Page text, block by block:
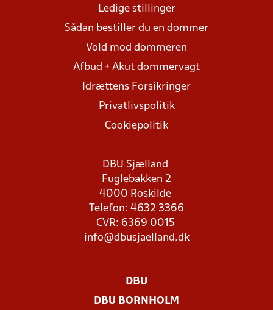
Ledige stillinger
Sådan bestiller du en dommer
Vold mod dommeren
Afbud + Akut dommervagt
Idrættens Forsikringer
Privatlivspolitik
Cookiepolitik
DBU Sjælland
Fuglebakken 2
4000 Roskilde
Telefon: 4632 3366
CVR: 6369 0015
info@dbusjaelland.dk
DBU
DBU BORNHOLM